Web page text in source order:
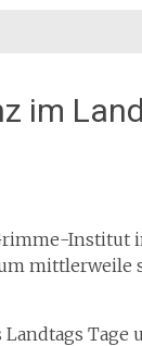
im
Institut